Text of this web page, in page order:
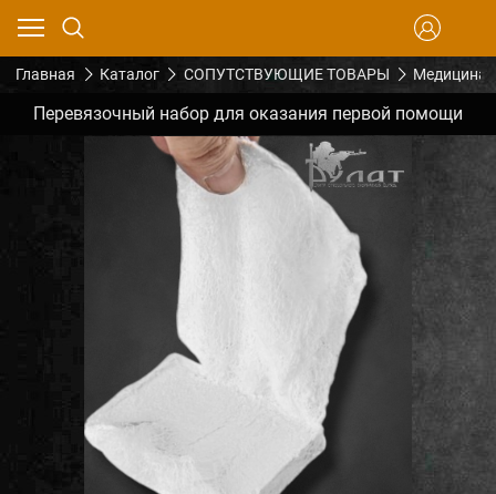
Главная Каталог СОПУТСТВУЮЩИЕ ТОВАРЫ Медицина
Перевязочный набор для оказания первой помощи